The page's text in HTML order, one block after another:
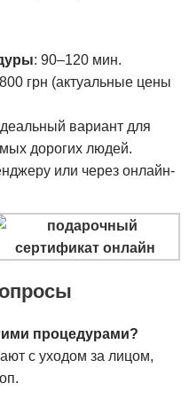
: 90–120 мин.
грн (актуальные цены
вариант для
дорогих людей.
или через онлайн-
процедурами?
с уходом за лицом,